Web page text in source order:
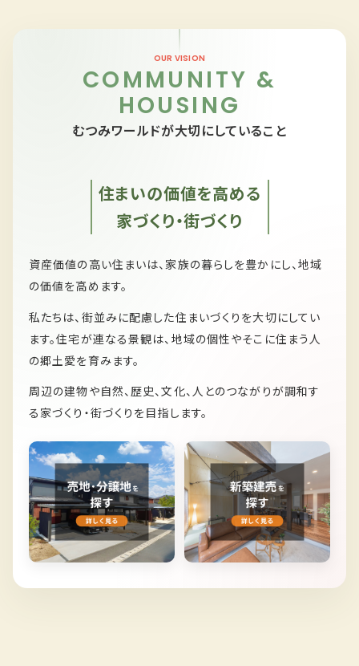
OUR VISION
COMMUNITY &
HOUSING
むつみワールドが大切にしていること
住まいの価値を高める
家づくり・街づくり
資産価値の高い住まいは、家族の暮らしを豊かにし、地域
の価値を高めます。
私たちは、 街並みに配慮した住まいづくりを大切にしてい
ます。住宅が連なる景観は、 地域の個性やそこに住まう人
の郷土愛を育みます。
周辺の建物や自然、歴史、文化、人とのつながりが調和す
る家づくり・街づくりを目指します。